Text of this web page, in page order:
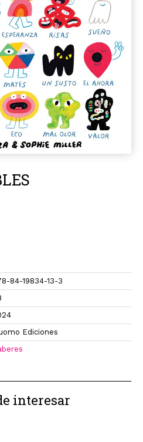
84-19834-13-3
Ediciones
interesar